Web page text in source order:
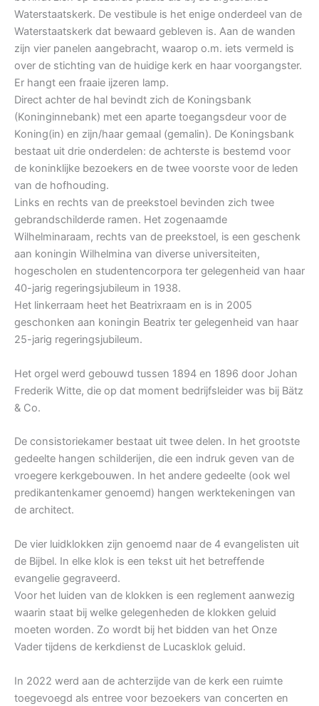
Waterstaatskerk. De vestibule is het enige onderdeel van de
Waterstaatskerk dat bewaard gebleven is. Aan de wanden
zijn vier panelen aangebracht, waarop o.m. iets vermeld is
over de stichting van de huidige kerk en haar voorgangster.
Er hangt een fraaie ijzeren lamp.
Direct achter de hal bevindt zich de Koningsbank
(Koninginnebank) met een aparte toegangsdeur voor de
Koning(in) en zijn/haar gemaal (gemalin). De Koningsbank
bestaat uit drie onderdelen: de achterste is bestemd voor
de koninklijke bezoekers en de twee voorste voor de leden
van de hofhouding.
Links en rechts van de preekstoel bevinden zich twee
gebrandschilderde ramen. Het zogenaamde
Wilhelminaraam, rechts van de preekstoel, is een geschenk
aan koningin Wilhelmina van diverse universiteiten,
hogescholen en studentencorpora ter gelegenheid van haar
40-jarig regeringsjubileum in 1938.
Het linkerraam heet het Beatrixraam en is in 2005
geschonken aan koningin Beatrix ter gelegenheid van haar
25-jarig regeringsjubileum.
Het orgel werd gebouwd tussen 1894 en 1896 door Johan
Frederik Witte, die op dat moment bedrijfsleider was bij Bätz
& Co.
De consistoriekamer bestaat uit twee delen. In het grootste
gedeelte hangen schilderijen, die een indruk geven van de
vroegere kerkgebouwen. In het andere gedeelte (ook wel
predikantenkamer genoemd) hangen werktekeningen van
de architect.
De vier luidklokken zijn genoemd naar de 4 evangelisten uit
de Bijbel. In elke klok is een tekst uit het betreffende
evangelie gegraveerd.
Voor het luiden van de klokken is een reglement aanwezig
waarin staat bij welke gelegenheden de klokken geluid
moeten worden. Zo wordt bij het bidden van het Onze
Vader tijdens de kerkdienst de Lucasklok geluid.
In 2022 werd aan de achterzijde van de kerk een ruimte
toegevoegd als entree voor bezoekers van concerten en